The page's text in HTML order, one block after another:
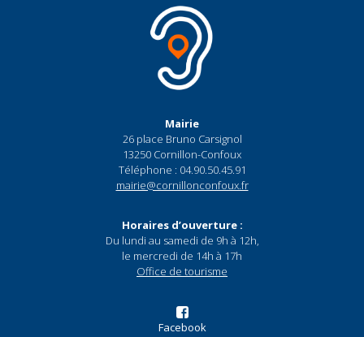
Mairie
26 place Bruno Carsignol
13250 Cornillon-Confoux
Téléphone : 04.90.50.45.91
mairie@cornillonconfoux.fr
Horaires d’ouverture :
Du lundi au samedi de 9h à 12h,
le mercredi de 14h à 17h
Office de tourisme
Facebook